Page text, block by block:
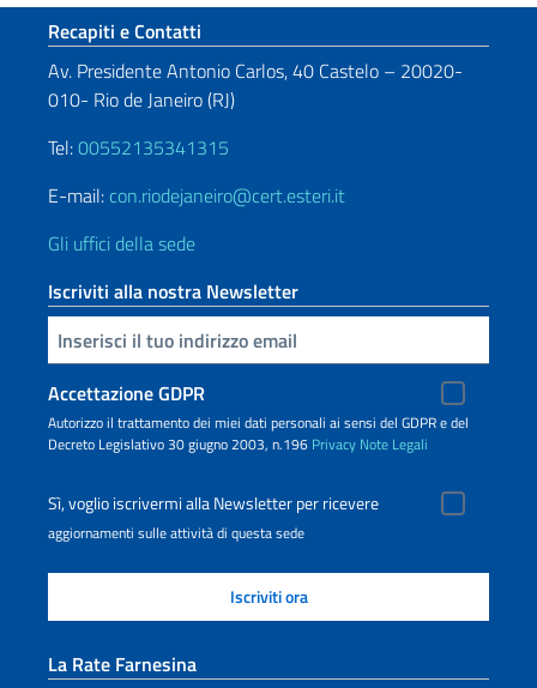
Sezione footer
Recapiti e Contatti
Av. Presidente Antonio Carlos, 40 Castelo – 20020-
010- Rio de Janeiro (RJ)
Tel:00552135341315
E-mail: con.riodejaneiro@cert.esteri.it
Gli uffici della sede
Iscriviti alla nostra Newsletter
Inserisci la tua email
Accettazione GDPR
Autorizzo il trattamento dei miei dati personali ai sensi del GDPR e del
Decreto Legislativo 30 giugno 2003, n.196 Privacy Note Legali
Sì, voglio iscrivermi alla Newsletter per ricevere
aggiornamenti sulle attività di questa sede
La Rate Farnesina